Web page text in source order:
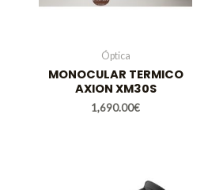
Óptica
MONOCULAR TERMICO
AXION XM30S
1,690.00€